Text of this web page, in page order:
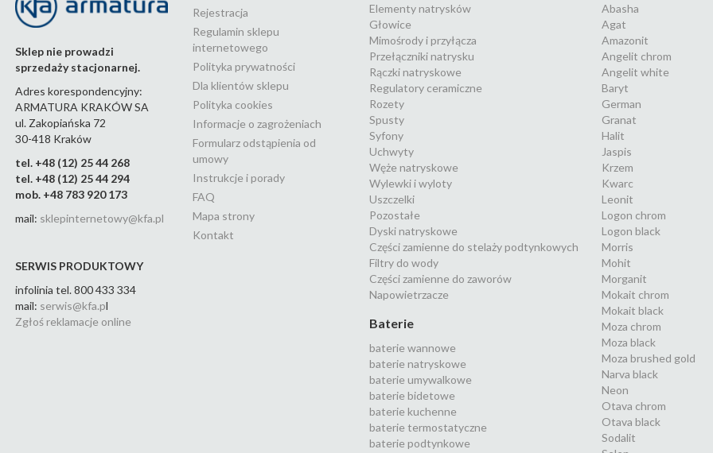
Sklep nie prowadzi
sprzedaży stacjonarnej.
Adres korespondencyjny:
ARMATURA KRAKÓW SA
ul. Zakopiańska 72
30-418 Kraków
tel. +48 (12) 25 44 268
tel. +48 (12) 25 44 294
mob. +48 783 920 173
mail: sklepinternetowy@kfa.pl
SERWIS PRODUKTOWY
infolinia tel. 800 433 334
mail: serwis@kfa.pl
Zgłoś reklamacje online
Rejestracja
Regulamin sklepu
internetowego
Polityka prywatności
Dla klientów sklepu
Polityka cookies
Informacje o zagrożeniach
Formularz odstąpienia od
umowy
Instrukcje i porady
FAQ
Mapa strony
Kontakt
Elementy natrysków
Głowice
Mimośrody i przyłącza
Przełączniki natrysku
Rączki natryskowe
Regulatory ceramiczne
Rozety
Spusty
Syfony
Uchwyty
Węże natryskowe
Wylewki i wyloty
Uszczelki
Pozostałe
Dyski natryskowe
Części zamienne do stelaży podtynkowych
Filtry do wody
Części zamienne do zaworów
Napowietrzacze
Baterie
baterie wannowe
baterie natryskowe
baterie umywalkowe
baterie bidetowe
baterie kuchenne
baterie termostatyczne
baterie podtynkowe
Abasha
Agat
Amazonit
Angelit chrom
Angelit white
Baryt
German
Granat
Halit
Jaspis
Krzem
Kwarc
Leonit
Logon chrom
Logon black
Morris
Mohit
Morganit
Mokait chrom
Mokait black
Moza chrom
Moza black
Moza brushed gold
Narva black
Neon
Otava chrom
Otava black
Sodalit